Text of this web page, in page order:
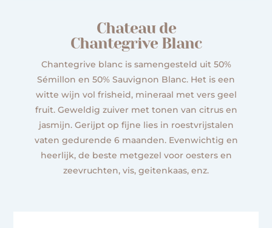
Chateau de
Chantegrive Blanc
Chantegrive blanc is samengesteld uit 50%
Sémillon en 50% Sauvignon Blanc. Het is een
witte wijn vol frisheid, mineraal met vers geel
fruit. Geweldig zuiver met tonen van citrus en
jasmijn. Gerijpt op fijne lies in roestvrijstalen
vaten gedurende 6 maanden. Evenwichtig en
heerlijk, de beste metgezel voor oesters en
zeevruchten, vis, geitenkaas, enz.